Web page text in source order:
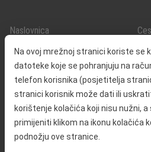
Na ovoj mrežnoj stranici koriste se
datoteke koje se pohranjuju na
telefon korisnika (posjetitelja
stranici korisnik može dati ili
korištenje kolačića koji nisu nužni,
primijeniti klikom na ikonu kolačića
podnožju ove stranice.
Naslovnica
O nama
Kontakt
Javna nabava
Odnosi s javnošću